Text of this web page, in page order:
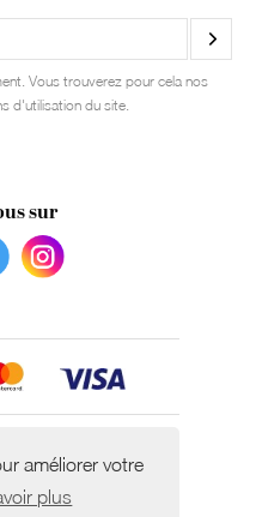
améliorer votre
plus
Vous trouverez pour cela nos
d'utilisation du site.
sur